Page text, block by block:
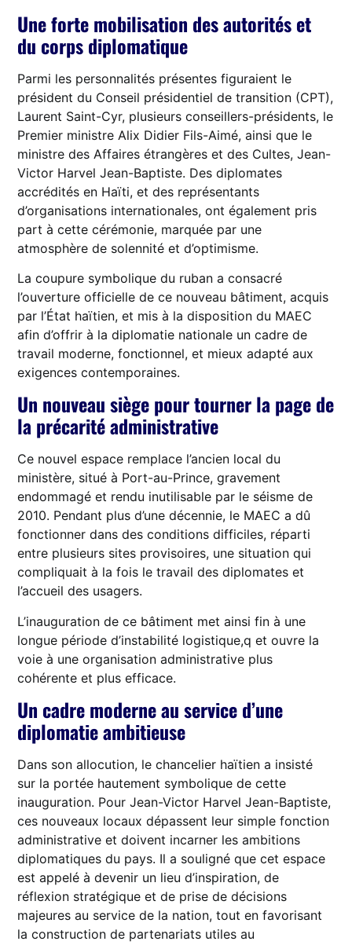
Une forte mobilisation des autorités et
du corps diplomatique
Parmi les personnalités présentes figuraient le
président du Conseil présidentiel de transition (CPT),
Laurent Saint-Cyr, plusieurs conseillers-présidents, le
Premier ministre Alix Didier Fils-Aimé, ainsi que le
ministre des Affaires étrangères et des Cultes, Jean-
Victor Harvel Jean-Baptiste. Des diplomates
accrédités en Haïti, et des représentants
d’organisations internationales, ont également pris
part à cette cérémonie, marquée par une
atmosphère de solennité et d’optimisme.
La coupure symbolique du ruban a consacré
l’ouverture officielle de ce nouveau bâtiment, acquis
par l’État haïtien, et mis à la disposition du MAEC
afin d’offrir à la diplomatie nationale un cadre de
travail moderne, fonctionnel, et mieux adapté aux
exigences contemporaines.
Un nouveau siège pour tourner la page de
la précarité administrative
Ce nouvel espace remplace l’ancien local du
ministère, situé à Port-au-Prince, gravement
endommagé et rendu inutilisable par le séisme de
2010. Pendant plus d’une décennie, le MAEC a dû
fonctionner dans des conditions difficiles, réparti
entre plusieurs sites provisoires, une situation qui
compliquait à la fois le travail des diplomates et
l’accueil des usagers.
L’inauguration de ce bâtiment met ainsi fin à une
longue période d’instabilité logistique,q et ouvre la
voie à une organisation administrative plus
cohérente et plus efficace.
Un cadre moderne au service d’une
diplomatie ambitieuse
Dans son allocution, le chancelier haïtien a insisté
sur la portée hautement symbolique de cette
inauguration. Pour Jean-Victor Harvel Jean-Baptiste,
ces nouveaux locaux dépassent leur simple fonction
administrative et doivent incarner les ambitions
diplomatiques du pays. Il a souligné que cet espace
est appelé à devenir un lieu d’inspiration, de
réflexion stratégique et de prise de décisions
majeures au service de la nation, tout en favorisant
la construction de partenariats utiles au